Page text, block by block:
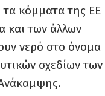
τα κόμματα της ΕΕ
και των άλλων
νερό στο όνομα
σχεδίων των